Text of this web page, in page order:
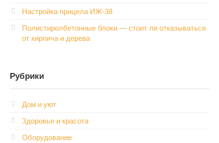
Настройка прицела ИЖ‑38
Полистиролбетонные блоки — стоит ли отказываться
от кирпича и дерева
Рубрики
Дом и уют
Здоровье и красота
Оборудование